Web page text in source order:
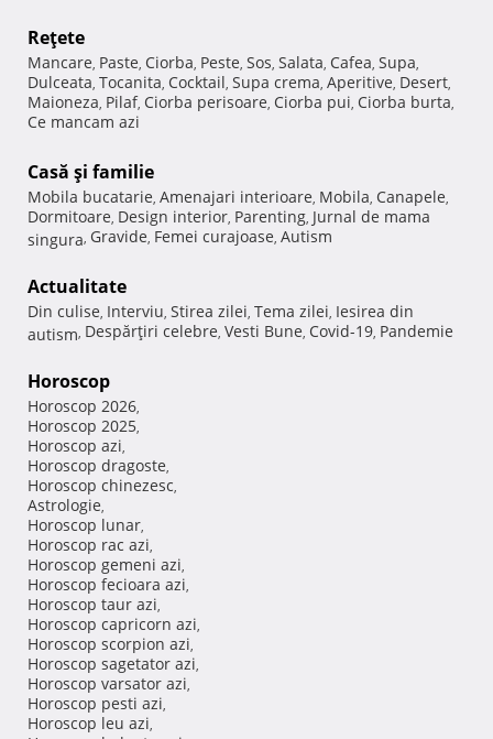
Reţete
Mancare, Paste, Ciorba, Peste, Sos, Salata, Cafea, Supa,
Dulceata, Tocanita, Cocktail, Supa crema, Aperitive, Desert,
Maioneza, Pilaf, Ciorba perisoare, Ciorba pui, Ciorba burta,
Ce mancam azi
Casă şi familie
Mobila bucatarie, Amenajari interioare, Mobila, Canapele,
Dormitoare, Design interior, Parenting, Jurnal de mama
singura, Gravide, Femei curajoase, Autism
Actualitate
Din culise, Interviu, Stirea zilei, Tema zilei, Iesirea din
autism, Despărţiri celebre, Vesti Bune, Covid-19, Pandemie
Horoscop
Horoscop 2026,
Horoscop 2025,
Horoscop azi,
Horoscop dragoste,
Horoscop chinezesc,
Astrologie,
Horoscop lunar,
Horoscop rac azi,
Horoscop gemeni azi,
Horoscop fecioara azi,
Horoscop taur azi,
Horoscop capricorn azi,
Horoscop scorpion azi,
Horoscop sagetator azi,
Horoscop varsator azi,
Horoscop pesti azi,
Horoscop leu azi,